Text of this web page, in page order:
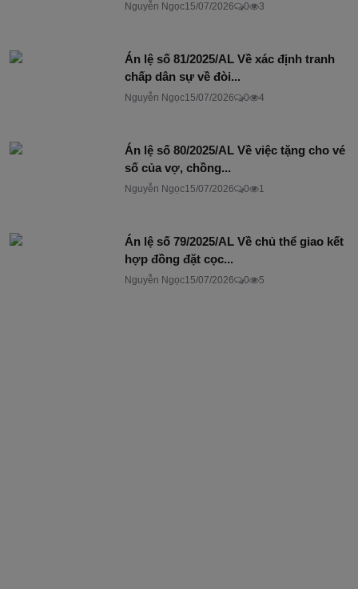
Nguyễn Ngọc15/07/2026 0 3
Án lệ số 81/2025/AL Về xác định tranh
chấp dân sự về đòi...
Nguyễn Ngọc15/07/2026 0 4
Án lệ số 80/2025/AL Về việc tặng cho vé
số của vợ, chồng...
Nguyễn Ngọc15/07/2026 0 1
Án lệ số 79/2025/AL Về chủ thể giao kết
hợp đồng đặt cọc...
Nguyễn Ngọc15/07/2026 0 5